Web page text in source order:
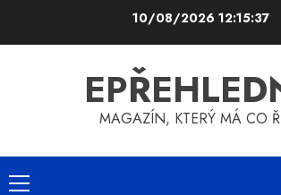
10/08/2026 12:15:37
MAGAZÍN, KTERÝ MÁ CO
Primary